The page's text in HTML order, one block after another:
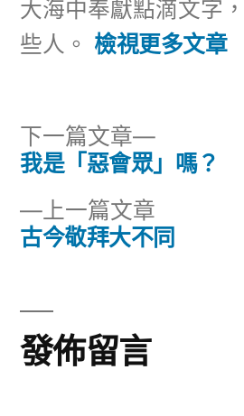
大海中奉獻點滴文字
些人。 檢視更多文章
文
章
導
覽
上一篇文章
一
古今敬拜大不同
下一篇文章
下
一
章:
我是「惡會眾」嗎？
發佈留言